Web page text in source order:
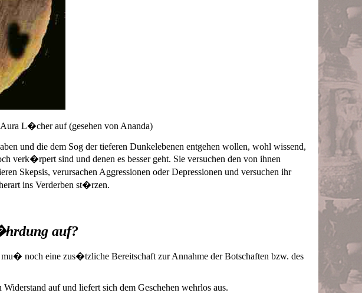
L�cher auf (gesehen von Ananda)
und die dem Sog der tieferen Dunkelebenen entgehen wollen, wohl wissend,
verk�rpert sind und denen es besser geht. Sie versuchen den von ihnen
Skepsis, verursachen Aggressionen oder Depressionen und versuchen ihr
ins Verderben st�rzen.
auf?
noch eine zus�tzliche Bereitschaft zur Annahme der Botschaften bzw. des
auf und liefert sich dem Geschehen wehrlos aus.